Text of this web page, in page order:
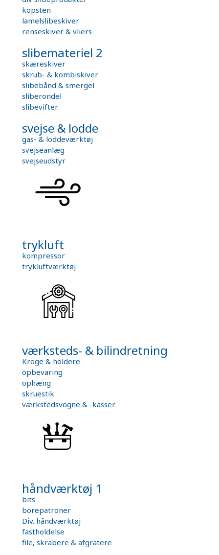
kopsten
lamelslibeskiver
renseskiver & vliers
slibemateriel 2
skæreskiver
skrub- & kombiskiver
slibebånd & smergel
sliberondel
slibevifter
svejse & lodde
gas- & loddeværktøj
svejseanlæg
svejseudstyr
trykluft
kompressor
trykluftværktøj
værksteds- & bilindretning
Kroge & holdere
opbevaring
ophæng
skruestik
værkstedsvogne & -kasser
håndværktøj 1
bits
borepatroner
Div. håndværktøj
fastholdelse
file, skrabere & afgratere